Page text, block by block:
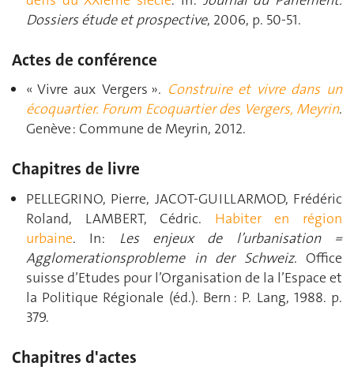
Dossiers étude et prospective, 2006, p. 50‑51.
Actes de conférence
« Vivre aux Vergers ». Construire et vivre dans un
écoquartier. Forum Ecoquartier des Vergers, Meyrin.
Genève : Commune de Meyrin, 2012.
Chapitres de livre
PELLEGRINO, Pierre, JACOT-GUILLARMOD, Frédéric
Roland, LAMBERT, Cédric. Habiter en région
urbaine. In: Les enjeux de l’urbanisation =
Agglomerationsprobleme in der Schweiz. Office
suisse d’Etudes pour l’Organisation de la l’Espace et
la Politique Régionale (éd.). Bern : P. Lang, 1988. p.
379.
Chapitres d'actes